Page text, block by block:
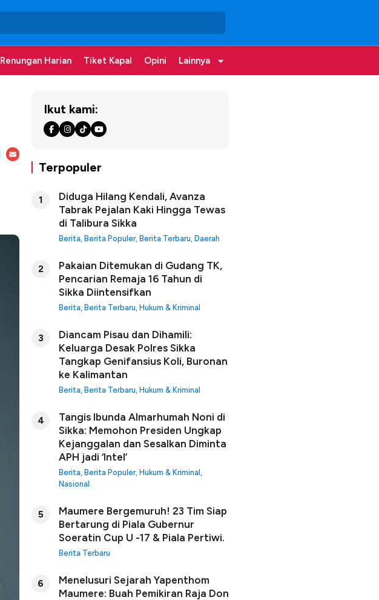
Renungan Harian Tiket Kapal Opini Lainnya
Ikut kami:
Terpopuler
1
Diduga Hilang Kendali, Avanza
Tabrak Pejalan Kaki Hingga Tewas
di Talibura Sikka
Berita, Berita Populer, Berita Terbaru, Daerah
2
Pakaian Ditemukan di Gudang TK,
Pencarian Remaja 16 Tahun di
Sikka Diintensifkan
Berita, Berita Terbaru, Hukum & Kriminal
3
Diancam Pisau dan Dihamili:
Keluarga Desak Polres Sikka
Tangkap Genifansius Koli, Buronan
ke Kalimantan
Berita, Berita Terbaru, Hukum & Kriminal
4
Tangis Ibunda Almarhumah Noni di
Sikka: Memohon Presiden Ungkap
Kejanggalan dan Sesalkan Diminta
APH jadi ‘Intel’
Berita, Berita Populer, Hukum & Kriminal ,
Nasional
5
Maumere Bergemuruh! 23 Tim Siap
Bertarung di Piala Gubernur
Soeratin Cup U -17 & Piala Pertiwi.
Berita Terbaru
6
Menelusuri Sejarah Yapenthom
Maumere: Buah Pemikiran Raja Don